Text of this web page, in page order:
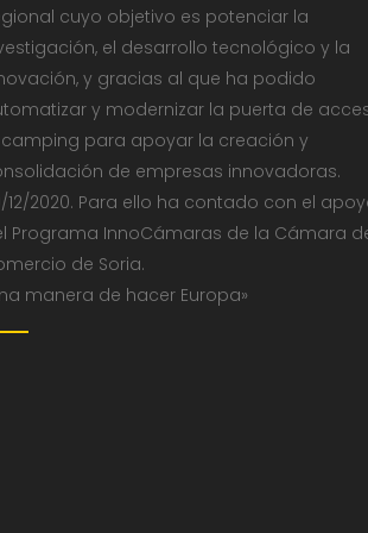
cuyo objetivo es potenciar la
el desarrollo tecnológico y la
y gracias al que ha podido
y modernizar la puerta de
para apoyar la creación y
de empresas innovadoras.
12/2020. Para ello ha contado con el
Programa InnoCámaras de la Cámara
de Soria.
manera de hacer Europa»